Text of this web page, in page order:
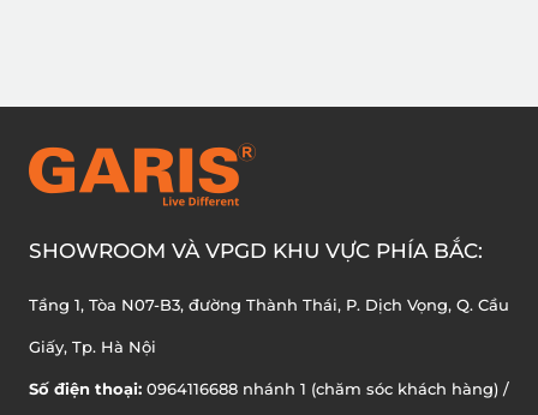
SHOWROOM VÀ VPGD KHU VỰC PHÍA BẮC:
Tầng 1, Tòa N07-B3, đường Thành Thái, P. Dịch Vọng, Q. Cầu
Giấy, Tp. Hà Nội
Số điện thoại: 0964116688 nhánh 1 (chăm sóc khách hàng) /